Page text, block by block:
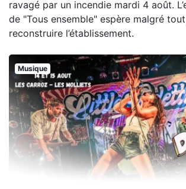
ravagé par un incendie mardi 4 août.
de "Tous ensemble" espère malgré
reconstruire l’établissement.
Musique